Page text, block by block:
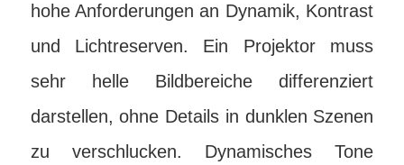
hohe Anforderungen an Dynamik, Kontrast
und Lichtreserven. Ein Projektor muss
sehr helle Bildbereiche differenziert
darstellen, ohne Details in dunklen Szenen
zu verschlucken. Dynamisches Tone